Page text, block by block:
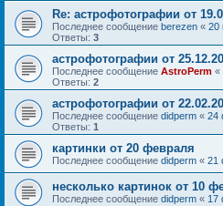
Re: астрофотографии от
Последнее сообщение berezen « 20
Ответы: 3
астрофотографии от
Последнее сообщение AstroPerm «
Ответы: 2
астрофотографии от
Последнее сообщение didperm « 24
Ответы: 1
картинки от 20 февраля
Последнее сообщение didperm « 21
несколько картинок от 10
Последнее сообщение didperm « 17